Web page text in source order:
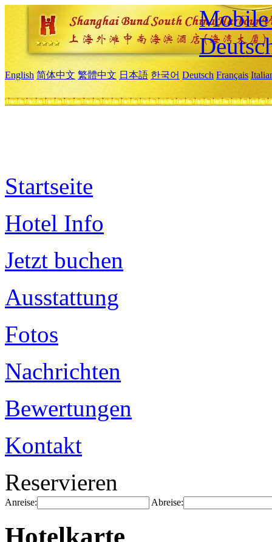
Mobile
English 简体中文 繁體中文 日本語 한국어 Deutsch Français
Startseite
Hotel Info
Jetzt buchen
Ausstattung
Fotos
Nachrichten
Bewertungen
Kontakt
Reservieren
Anreise: Abreise:
Hotelkarte